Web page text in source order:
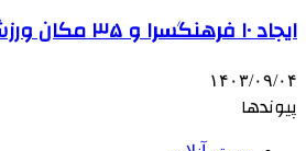
ایجاد ۱۰ فرهنگسرا و ۳۵ مکان ورزشی در شهر یزد
۱۴۰۳/۰۹/۰۴
پیوندها